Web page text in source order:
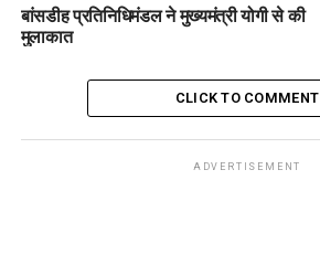
बांसडीह प्रतिनिधिमंडल ने मुख्यमंत्री योगी से की
मुलाकात
CLICK TO COMMENT
ADVERTISEMENT